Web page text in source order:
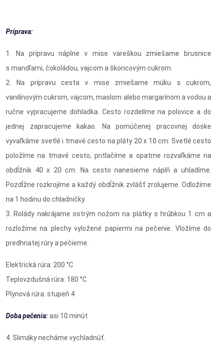
Príprava:
1. Na prípravu náplne v mise vareškou zmiešame brusnice
s mandľami, čokoládou, vajcom a škoricovým cukrom.
2. Na prípravu cesta v mise zmiešame múku s cukrom,
vanilínovým cukrom, vajcom, maslom alebo margarínom a vodou a
ručne vypracujeme dohladka. Cesto rozdelíme na polovice a do
jednej zapracujeme kakao. Na pomúčenej pracovnej doske
vyvaľkáme svetlé i tmavé cesto na pláty 20 x 10 cm. Svetlé cesto
položíme na tmavé cesto, pritlačíme a opatrne rozvaľkáme na
obdĺžnik 40 x 20 cm. Na cesto nanesieme náplň a uhladíme.
Pozdĺžne rozkrojíme a každý obdĺžnik zvlášť zrolujeme. Odložíme
na 1 hodinu do chladničky.
3. Rolády nakrájame ostrým nožom na plátky s hrúbkou 1 cm a
rozložíme na plechy vyložené papiermi na pečenie. Vložíme do
predhriatej rúry a pečieme.
Elektrická rúra: 200 °C
Teplovzdušná rúra: 180 °C
Plynová rúra: stupeň 4
Doba pečenia:asi 10 minút
4. Slimáky necháme vychladnúť.